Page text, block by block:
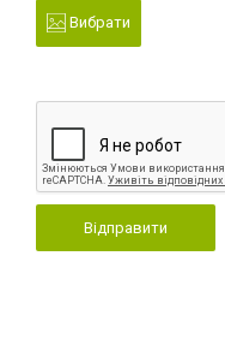
Вибрати
Відправити